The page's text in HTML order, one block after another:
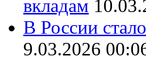
вкладам
В России
9.03.2026